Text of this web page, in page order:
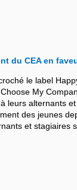
du CEA en
le label
My
leurs alternants
des jeunes
et stagiaires